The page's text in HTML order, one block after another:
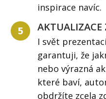
inspirace navíc.
5
I svět
garantuji, že
nebo výrazná
které baví,
obdržíte zcela